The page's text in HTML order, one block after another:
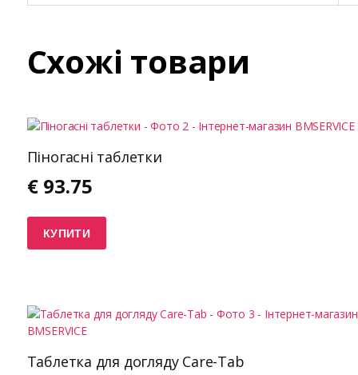
Схожі товари
Піногасні таблетки
€ 93.75
КУПИТИ
Таблетка для догляду Care-Tab